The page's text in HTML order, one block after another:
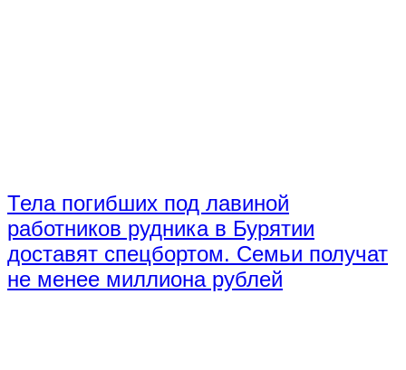
Тела погибших под лавиной
работников рудника в Бурятии
доставят спецбортом. Семьи получат
не менее миллиона рублей